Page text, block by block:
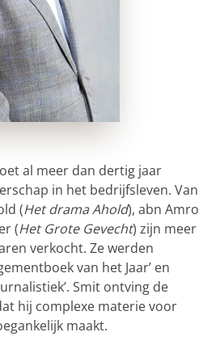
al meer dan dertig jaar
in het bedrijfsleven. Van
(Het drama Ahold), abn Amro
(Het Grote Gevecht) zijn meer
verkocht. Ze werden
van het Jaar’ en
Smit ontving de
hij complexe materie voor
maakt.